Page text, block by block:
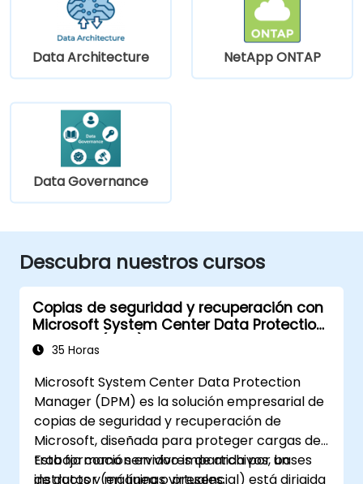
Data Architecture NetApp ONTAP
Data Governance
Descubra nuestros cursos
Copias de seguridad y recuperación con
Microsoft System Center Data Protection
Manager (DPM)
35 Horas
Microsoft System Center Data Protection
Manager (DPM) es la solución empresarial de
copias de seguridad y recuperación de
Microsoft, diseñada para proteger cargas de
trabajo como servidores de archivos, bases
de datos y máquinas virtuales.
Esta formación en vivo impartida por un
instructor (en línea o presencial) está dirigida